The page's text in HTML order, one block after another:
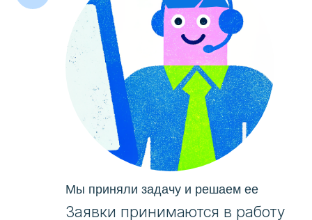
Мы приняли задачу и решаем ее
Заявки принимаются в работу